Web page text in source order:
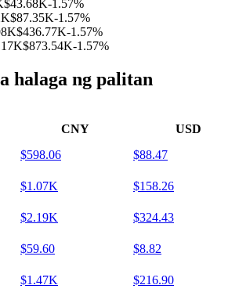
$43.68K-1.57%
$87.35K-1.57%
$436.77K-1.57%
$873.54K-1.57%
halaga ng palitan
CNY USD
$598.06 $88.47
$1.07K $158.26
$2.19K $324.43
$59.60 $8.82
$1.47K $216.90